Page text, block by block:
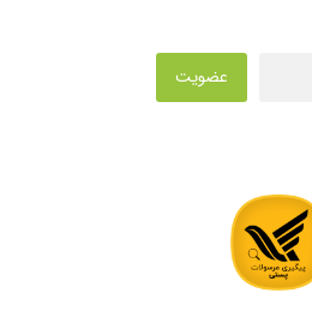
عضویت